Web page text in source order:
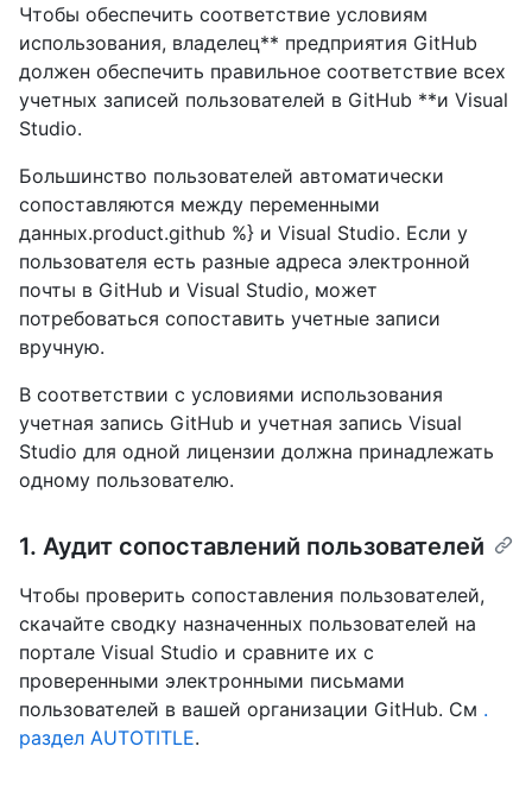
Чтобы обеспечить соответствие условиям
использования, владелец** предприятия GitHub
должен обеспечить правильное соответствие всех
учетных записей пользователей в GitHub **и Visual
Studio.
Большинство пользователей автоматически
сопоставляются между переменными
данных.product.github %} и Visual Studio. Если у
пользователя есть разные адреса электронной
почты в GitHub и Visual Studio, может
потребоваться сопоставить учетные записи
вручную.
В соответствии с условиями использования
учетная запись GitHub и учетная запись Visual
Studio для одной лицензии должна принадлежать
одному пользователю.
1. Аудит сопоставлений пользователей
Чтобы проверить сопоставления пользователей,
скачайте сводку назначенных пользователей на
портале Visual Studio и сравните их с
проверенными электронными письмами
пользователей в вашей организации GitHub. См .
раздел AUTOTITLE.